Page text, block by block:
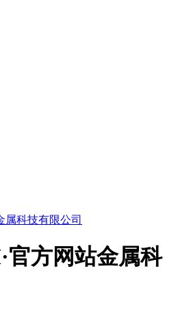
官方网站金属科